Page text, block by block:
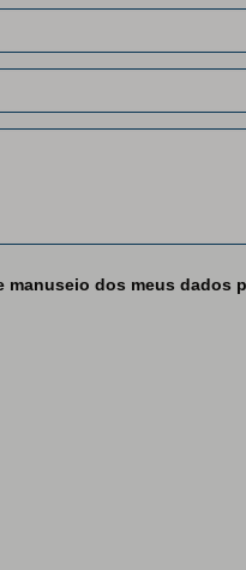
manuseio dos meus dados